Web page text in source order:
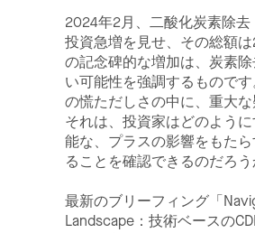
2024年2月、二酸化炭素除去
投資急増を見せ、その総額
の記念碑的な増加は、炭素
い可能性を強調するもので
の慌ただしさの中に、重大な
それは、投資家はどのよう
能な、プラスの影響をもた
ることを確認できるのだろ
最新のブリーフィング「
Landscape：技術ベースの